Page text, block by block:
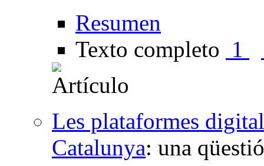
Resumen
Texto completo 1
Les plataformes
Catalunya: una